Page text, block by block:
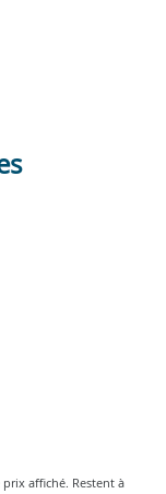
affiché. Restent à